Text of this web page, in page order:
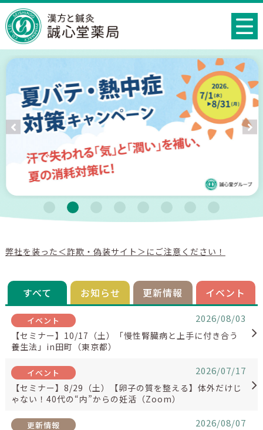
弊社を装った＜詐欺・偽装サイト＞にご注意ください！
すべて お知らせ 更新情報 イベント
2026/08/03
【セミナー】10/17（土）「慢性腎臓病と上手に付き合う
養生法」in田町（東京都）
2026/07/17
【セミナー】8/29（土）【卵子の質を整える】体外だけじ
ゃない！40代の“内”からの妊活（Zoom）
2026/08/07